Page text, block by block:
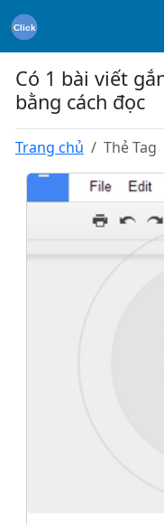
Có 1 bài viết
bằng cách đọc
Trang chủ Thẻ Tag